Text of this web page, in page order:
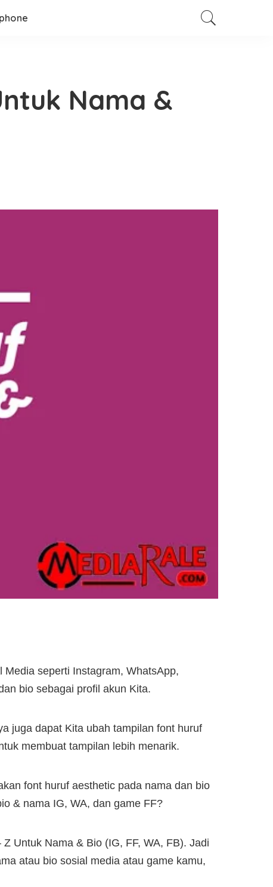
Nama &
Media seperti Instagram, WhatsApp,
bio sebagai profil akun Kita.
juga dapat Kita ubah tampilan font huruf
membuat tampilan lebih menarik.
font huruf aesthetic pada nama dan bio
& nama IG, WA, dan game FF?
Untuk Nama & Bio (IG, FF, WA, FB). Jadi
atau bio sosial media atau game kamu,